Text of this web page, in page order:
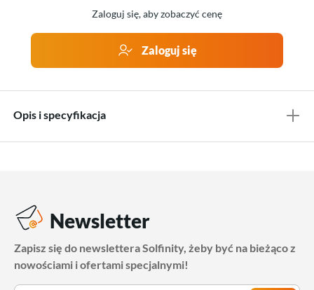
Zaloguj się, aby zobaczyć cenę
Zaloguj się
Opis i specyfikacja
Newsletter
Zapisz się do newslettera Solfinity, żeby być na bieżąco z
nowościami i ofertami specjalnymi!